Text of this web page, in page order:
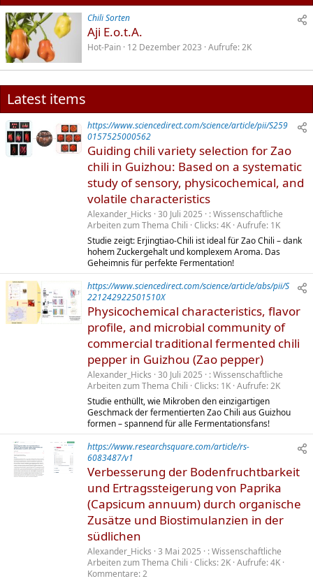
Chili Sorten
Aji E.o.t.A.
Hot-Pain 12 Dezember 2023 Aufrufe 2K
Latest items
https://www.sciencedirect.com/science/article/pii/S259
0157525000562
Guiding chili variety selection for Zao
chili in Guizhou: Based on a systematic
study of sensory, physicochemical, and
volatile characteristics
Alexander_Hicks 30 Juli 2025
Wissenschaftliche
Arbeiten zum Thema Chili Clicks 4K Aufrufe 1K
Studie zeigt: Erjingtiao-Chili ist ideal für Zao Chili – dank
hohem Zuckergehalt und komplexem Aroma. Das
Geheimnis für perfekte Fermentation!
https://www.sciencedirect.com/science/article/abs/pii/S
221242922501510X
Physicochemical characteristics, flavor
profile, and microbial community of
commercial traditional fermented chili
pepper in Guizhou (Zao pepper)
Alexander_Hicks 30 Juli 2025
Wissenschaftliche
Arbeiten zum Thema Chili Clicks 1K Aufrufe 2K
Studie enthüllt, wie Mikroben den einzigartigen
Geschmack der fermentierten Zao Chili aus Guizhou
formen – spannend für alle Fermentationsfans!
https://www.researchsquare.com/article/rs-
6083487/v1
Verbesserung der Bodenfruchtbarkeit
und Ertragssteigerung von Paprika
(Capsicum annuum) durch organische
Zusätze und Biostimulanzien in der
südlichen
Alexander_Hicks 3 Mai 2025
Wissenschaftliche
Arbeiten zum Thema Chili Clicks 2K Aufrufe 4K
Kommentare 2